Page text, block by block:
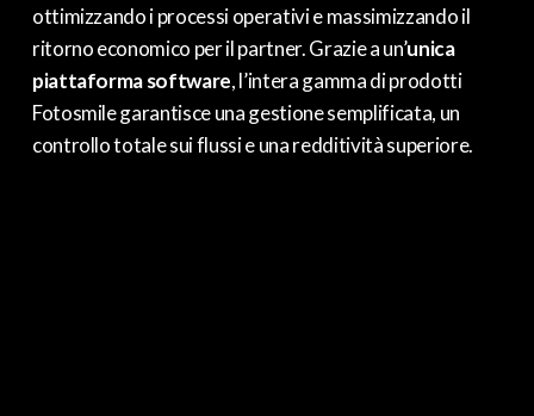
ottimizzando i processi operativi e massimizzando il
ritorno economico per il partner. Grazie a un’unica
piattaforma software, l’intera gamma di prodotti
Fotosmile garantisce una gestione semplificata, un
controllo totale sui flussi e una redditività superiore.